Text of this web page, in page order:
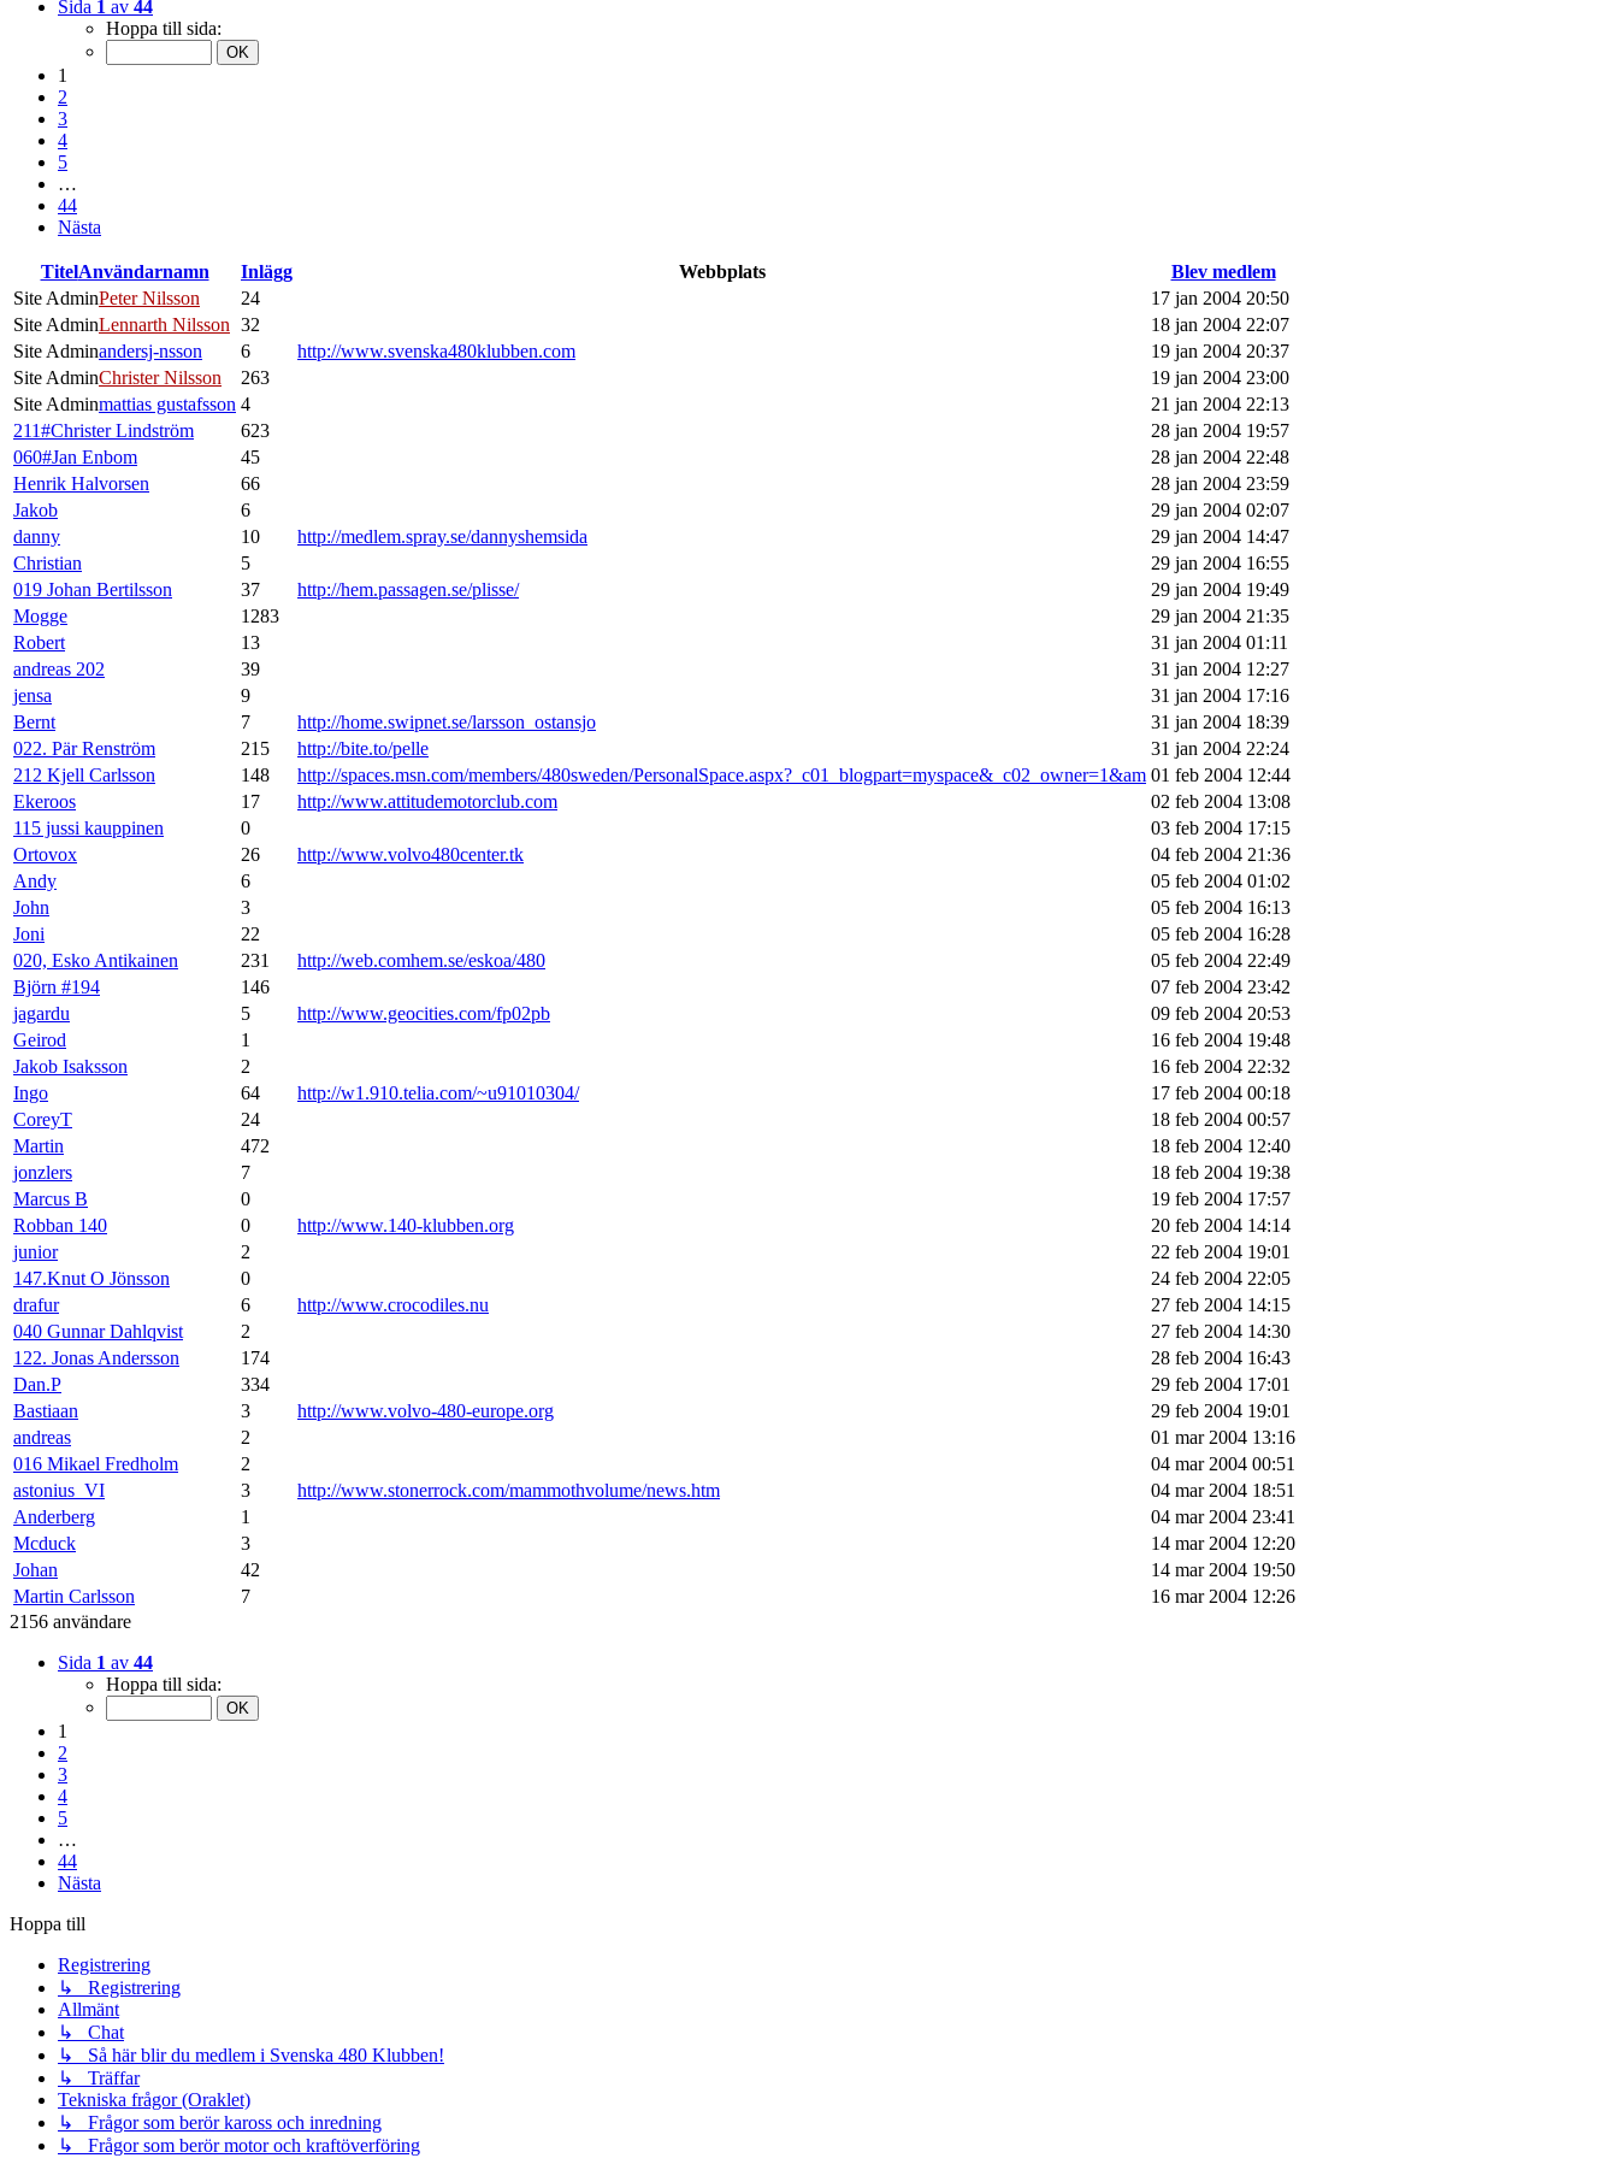
Sida 1 av 44
Hoppa till sida:
1
2
3
4
5
…
44
Nästa
TitelAnvändarnamn Inlägg Webbplats
Blev medlem
Site AdminPeter Nilsson 24
17 jan 2004 20:50
Site AdminLennarth Nilsson 32
18 jan 2004 22:07
Site Adminandersj-nsson 6 http://www.svenska480klubben.com
19 jan 2004 20:37
Site AdminChrister Nilsson 263
19 jan 2004 23:00
Site Adminmattias gustafsson 4
21 jan 2004 22:13
211#Christer Lindström
623
28 jan 2004 19:57
060#Jan Enbom
45
28 jan 2004 22:48
Henrik Halvorsen
66
28 jan 2004 23:59
Jakob
6
29 jan 2004 02:07
danny
10 http://medlem.spray.se/dannyshemsida
29 jan 2004 14:47
Christian
5
29 jan 2004 16:55
019 Johan Bertilsson
37 http://hem.passagen.se/plisse/
29 jan 2004 19:49
Mogge
1283
29 jan 2004 21:35
Robert
13
31 jan 2004 01:11
andreas 202
39
31 jan 2004 12:27
jensa
9
31 jan 2004 17:16
Bernt
7 http://home.swipnet.se/larsson_ostansjo
31 jan 2004 18:39
022. Pär Renström
215 http://bite.to/pelle
31 jan 2004 22:24
212 Kjell Carlsson
148 http://spaces.msn.com/members/480sweden/PersonalSpace.aspx?_c01_blogpart=myspace&_c02_owner=1&am 01 feb 2004 12:44
Ekeroos
17 http://www.attitudemotorclub.com
02 feb 2004 13:08
115 jussi kauppinen
0
03 feb 2004 17:15
Ortovox
26 http://www.volvo480center.tk
04 feb 2004 21:36
Andy
6
05 feb 2004 01:02
John
3
05 feb 2004 16:13
Joni
22
05 feb 2004 16:28
020, Esko Antikainen
231 http://web.comhem.se/eskoa/480
05 feb 2004 22:49
Björn #194
146
07 feb 2004 23:42
jagardu
5 http://www.geocities.com/fp02pb
09 feb 2004 20:53
Geirod
1
16 feb 2004 19:48
Jakob Isaksson
2
16 feb 2004 22:32
Ingo
64 http://w1.910.telia.com/~u91010304/
17 feb 2004 00:18
CoreyT
24
18 feb 2004 00:57
Martin
472
18 feb 2004 12:40
jonzlers
7
18 feb 2004 19:38
Marcus B
0
19 feb 2004 17:57
Robban 140
0 http://www.140-klubben.org
20 feb 2004 14:14
junior
2
22 feb 2004 19:01
147.Knut O Jönsson
0
24 feb 2004 22:05
drafur
6 http://www.crocodiles.nu
27 feb 2004 14:15
040 Gunnar Dahlqvist
2
27 feb 2004 14:30
122. Jonas Andersson
174
28 feb 2004 16:43
Dan.P
334
29 feb 2004 17:01
Bastiaan
3 http://www.volvo-480-europe.org
29 feb 2004 19:01
andreas
2
01 mar 2004 13:16
016 Mikael Fredholm
2
04 mar 2004 00:51
astonius_VI
3 http://www.stonerrock.com/mammothvolume/news.htm
04 mar 2004 18:51
Anderberg
1
04 mar 2004 23:41
Mcduck
3
14 mar 2004 12:20
Johan
42
14 mar 2004 19:50
Martin Carlsson
7
16 mar 2004 12:26
2156 användare
Sida 1 av 44
Hoppa till sida:
1
2
3
4
5
…
44
Nästa
Hoppa till
Registrering
↳ Registrering
Allmänt
↳ Chat
↳ Så här blir du medlem i Svenska 480 Klubben!
↳ Träffar
Tekniska frågor (Oraklet)
↳ Frågor som berör kaross och inredning
↳ Frågor som berör motor och kraftöverföring